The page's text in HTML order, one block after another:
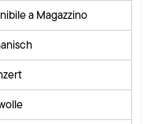
a Magazzino